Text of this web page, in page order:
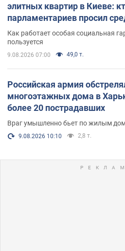
элитных квартир в Киеве:
парламентариев просил
поселился
Как работает особая социальная
пользуется
9.08.2026 07:00 49,0 т.
Российская армия
многоэтажных дома в
более 20 пострадавших
Враг умышленно бьет по жилым
9.08.2026 10:10 2,8 т.